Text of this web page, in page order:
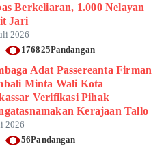
Berkeliaran, 1.000 Nelayan
Jari
2026
176825Pandangan
Adat Passereanta Firman
Minta Wali Kota
Verifikasi Pihak
Kerajaan Tallo
2026
56Pandangan